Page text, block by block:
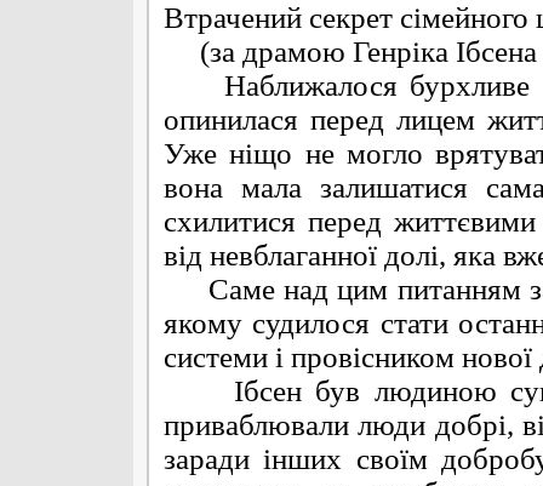
Втрачений секрет сімейного
(за драмою Генріка Ібсена
Наближалося бурхливе
опинилася перед лицем
Уже ніщо не могло
вона мала залишатися
схилитися перед
від невблаганної долі, яка
Саме над цим питанням
якому судилося стати
системи і провісником
Ібсен був людиною
приваблювали люди добрі,
заради інших своїм